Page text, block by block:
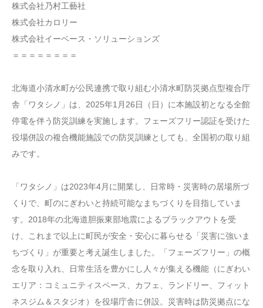
株式会社乃村工藝社
株式会社カロリー
株式会社イーベース・ソリューションズ
＝＝＝＝＝＝＝＝
北海道小清水町が公民連携で取り組む小清水町防災拠点型複合庁
舎「ワタシノ」は、2025年1月26日（日）に本施設初となる全館
停電を伴う防災訓練を実施します。フェーズフリー認証を受けた
役場併設の複合機能施設での防災訓練としても、全国初の取り組
みです。
「ワタシノ」は2023年4月に開業し、日常時・災害時の居場所づ
くりで、町のにぎわいと持続可能なまちづくりを目指していま
す。2018年の北海道胆振東部地震によるブラックアウトを受
け、これまで以上に町民が安全・安心に暮らせる「災害に強いま
ちづくり」が重要と考え誕生しました。「フェーズフリー」の概
念を取り入れ、日常生活を豊かにし人々が集える機能（にぎわい
エリア：コミュニティスペース、カフェ、ランドリー、フィット
ネスジム＆スタジオ）を役場庁舎に併設。災害時は防災拠点にな